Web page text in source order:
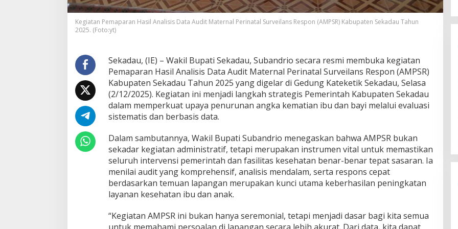
g
k
a
a
t
i
a
n
I
b
d
a
n
B
a
y
d
S
e
Kegiatan Pemaparan Hasil Analisis Data Audit Maternal Perinatal Surveilans Respon (AMPSR) Kabupaten Sekadau Tahun
2025. (Foto:yt)
Sekadau, (IE) – Wakil Bupati Sekadau, Subandrio secara resmi membuka kegiatan
Pemaparan Hasil Analisis Data Audit Maternal Perinatal Surveilans Respon (AMPSR)
Kabupaten Sekadau Tahun 2025 yang digelar di Gedung Kateketik Sekadau, Selasa
(2/12/2025). Kegiatan ini menjadi langkah strategis Pemerintah Kabupaten Sekadau
dalam memperkuat upaya penurunan angka kematian ibu dan bayi melalui evaluasi
sistematis dan berbasis data.
Dalam sambutannya, Wakil Bupati Subandrio menegaskan bahwa AMPSR bukan
sekadar kegiatan administratif, tetapi merupakan instrumen vital untuk memastikan
seluruh intervensi pemerintah dan fasilitas kesehatan benar-benar tepat sasaran. Ia
menilai audit yang komprehensif, analisis mendalam, serta respons cepat
berdasarkan temuan lapangan merupakan kunci utama keberhasilan peningkatan
layanan kesehatan ibu dan anak.
“Kegiatan AMPSR ini bukan hanya seremonial, tetapi menjadi dasar bagi kita semua
untuk memahami persoalan di lapangan secara lebih akurat. Dari data, kita dapat
Unggul di Pilkada Landak, Karolin
Erani Sampaikan Terima Kasih Atas